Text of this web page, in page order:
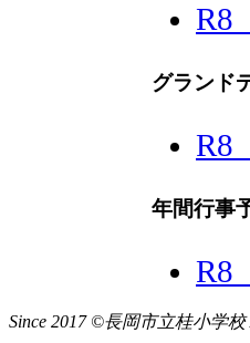
R8
グランド
R8
年間行事
R8
Since 2017 ©長岡市立桂小学校